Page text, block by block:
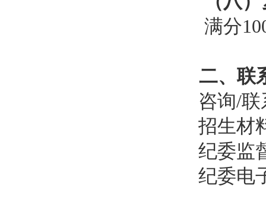
满分
二、联
咨询/联
招生材
纪委监
纪委电